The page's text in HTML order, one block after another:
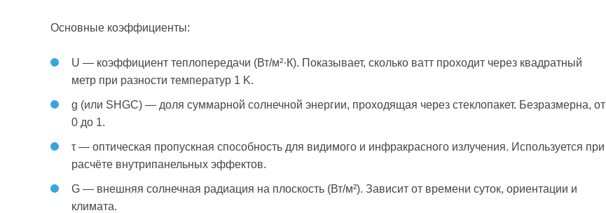
Основные коэффициенты:
U — коэффициент теплопередачи (Вт/м²·К). Показывает, сколько ватт проходит через квадратный
метр при разности температур 1 K.
g (или SHGC) — доля суммарной солнечной энергии, проходящая через стеклопакет. Безразмерна, от
0 до 1.
τ — оптическая пропускная способность для видимого и инфракрасного излучения. Используется при
расчёте внутрипанельных эффектов.
G — внешняя солнечная радиация на плоскость (Вт/м²). Зависит от времени суток, ориентации и
климата.